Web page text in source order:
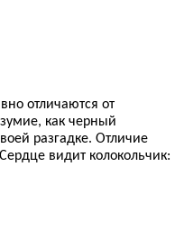
отличаются от
как черный
разгадке. Отличие
видит колокольчик: